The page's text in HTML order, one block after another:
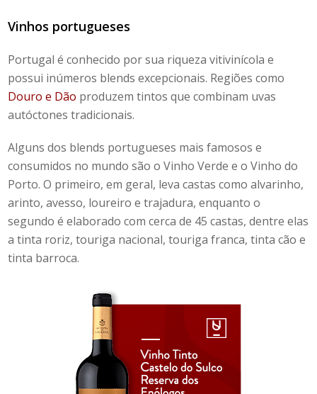
Vinhos portugueses
Portugal é conhecido por sua riqueza vitivinícola e
possui inúmeros blendsexcepcionais. Regiões como
Douro e Dão produzem tintos que combinam uvas
autóctones tradicionais.
Alguns dos blends portugueses mais famosos e
consumidos no mundo são o Vinho Verde e o Vinho do
Porto. O primeiro, em geral, leva castas como alvarinho,
arinto, avesso, loureiro e trajadura, enquanto o
segundo é elaborado com cerca de 45 castas, dentre elas
a tinta roriz, touriga nacional, touriga franca, tinta cão e
tinta barroca.